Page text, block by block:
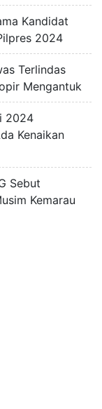
Kandidat
2024
Terlindas
Mengantuk
2024
Kenaikan
Sebut
Kemarau